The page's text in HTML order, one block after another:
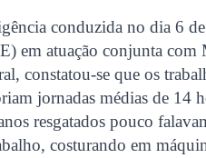
conduzida no dia 6
em atuação conjunta com
constatou-se que os
jornadas médias de 14
resgatados pouco
costurando em